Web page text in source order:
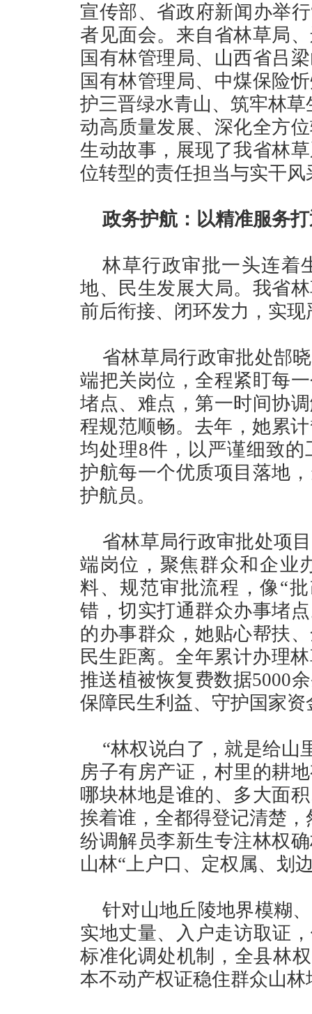
宣传部、省政府新闻办举
者见面会。来自省林草局
国有林管理局、山西省吕
国有林管理局、中煤保险
护三晋绿水青山、筑牢林
动高质量发展、深化全方
生动故事，展现了我省林
位转型的责任担当与实干风
政务护航：以精准服务
林草行政审批一头连着
地、民生发展大局。我省
前后衔接、闭环发力，实
省林草局行政审批处郜
端把关岗位，全程紧盯每
堵点、难点，第一时间协
程规范顺畅。去年，她累
均处理8件，以严谨细致
护航每一个优质项目落地
护航员。
省林草局行政审批处项
端岗位，聚焦群众和企业
料、规范审批流程，像“
错，切实打通群众办事堵
的办事群众，她贴心帮扶
民生距离。全年累计办理
推送植被恢复费数据5000
保障民生利益、守护国家资
“林权说白了，就是给山
房子有房产证，村里的耕
哪块林地是谁的、多大面
挨着谁，全都得登记清楚
纷调解员李新生专注林权
山林“上户口、定权属、划
针对山地丘陵地界模糊
实地丈量、入户走访取证
标准化调处机制，全县林
本不动产权证稳住群众山